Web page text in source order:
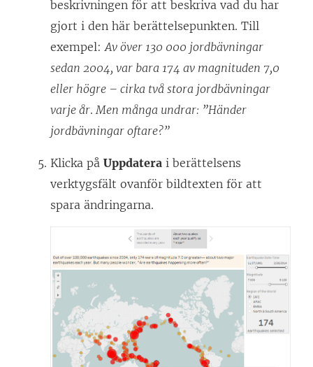
p
p
n
a
s
t
t
t
t
ö
s
beskrivningen för att beskriva vad du har
gjort i den här berättelsepunkten. Till
exempel: Av över 130 000 jordbävningar
sedan 2004, var bara 174 av magnituden 7,0
eller högre – cirka två stora jordbävningar
varje år. Men många undrar: ”Händer
jordbävningar oftare?”
Klicka på Uppdatera i berättelsens
verktygsfält ovanför bildtexten för att
spara ändringarna.